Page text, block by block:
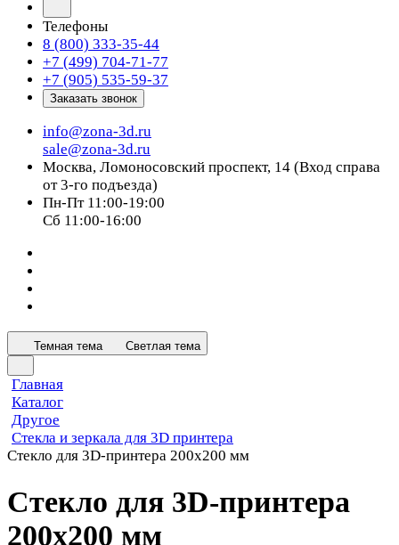
Телефоны
8 (800) 333-35-44
+7 (499) 704-71-77
+7 (905) 535-59-37
Заказать звонок
info@zona-3d.ru
sale@zona-3d.ru
Москва, Ломоносовский проспект, 14 (Вход справа
от 3-го подъезда)
Пн-Пт 11:00-19:00
Сб 11:00-16:00
Темная тема Светлая тема
Главная
Каталог
Другое
Стекла и зеркала для 3D принтера
Стекло для 3D-принтера 200x200 мм
Стекло для 3D-принтера
200x200 мм